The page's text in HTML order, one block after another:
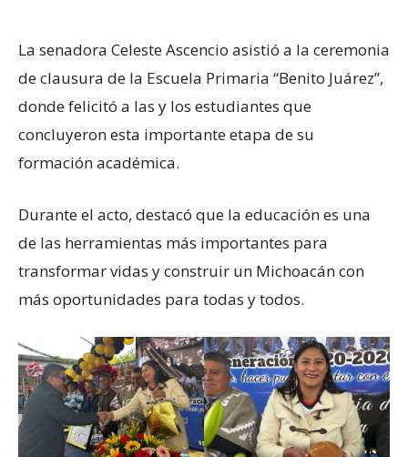
La senadora Celeste Ascencio asistió a la ceremonia
de clausura de la Escuela Primaria “Benito Juárez”,
donde felicitó a las y los estudiantes que
concluyeron esta importante etapa de su
formación académica.
Durante el acto, destacó que la educación es una
de las herramientas más importantes para
transformar vidas y construir un Michoacán con
más oportunidades para todas y todos.